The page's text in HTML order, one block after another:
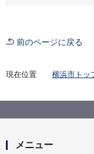
前のページに戻る
現在位置 横浜市トッ
「よこは
催します
メニュー